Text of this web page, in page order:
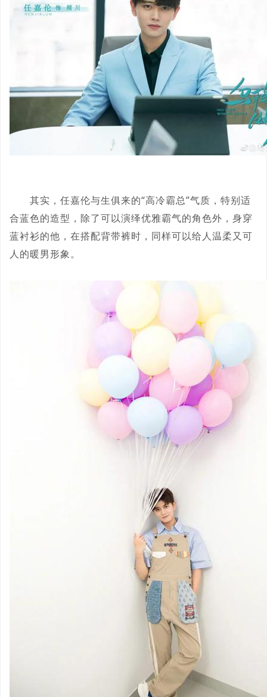
其实，任嘉伦与生俱来的“高冷霸总”气质，特别适
合蓝色的造型，除了可以演绎优雅霸气的角色外，身穿
蓝衬衫的他，在搭配背带裤时，同样可以给人温柔又可
人的暖男形象。